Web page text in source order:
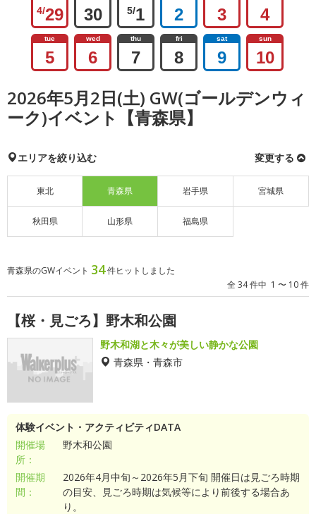
4/29 30 5/1 2 3 4
tue
5
wed
6
thu
7
fri
8
sat
9
sun
10
2026年5月2日(土) GW(ゴールデンウィ
ーク)イベント【青森県】
エリアを絞り込む 変更する
東北 青森県 岩手県 宮城県
秋田県 山形県 福島県
青森県のGWイベント 34件ヒットしました
全 34 件中 1 〜 10 件
【桜・見ごろ】野木和公園
野木和湖と木々が美しい静かな公園
青森県・青森市
体験イベント・アクティビティDATA
開催場
所：
野木和公園
開催期
間：
2026年4月中旬～2026年5月下旬 開催日は見ごろ時期
の目安、見ごろ時期は気候等により前後する場合あ
り。